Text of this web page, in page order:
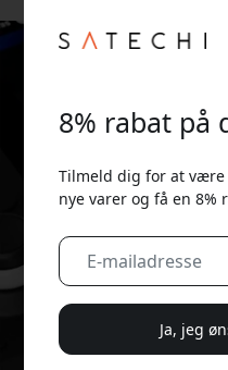
8% rabat på
Tilmeld dig for at
nye varer og få en 8%
Ja, jeg
🎉 Din